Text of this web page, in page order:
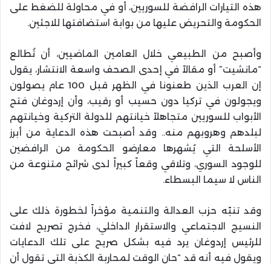
هذه التيارات الرافضة للسوريين، أو في محاولة للضغط على
الحكومة والتحريض عليها من بوابة استضافتها للاجئين.
وأصبح من الطبيعي خلال العامين الماضيين، أن تُطالع
“مانشيت” أو مقالاً في إحدى الصحف واسعة الانتشار، يقول
إن العرب الذين طعنونا في الظهر قبل 100 عام يصولون
ويجولون في تركيا دون حسيب أو رقيب، وأن إردوغان فتح
الأبواب للسوريين متجاهلاً خيانتهم للدولة التركية وخيانتهم
لبلدهم وهروبهم منه.. وقد أصبحت هذه الدعاية من أبرز
الأسلحة التي يُشهرها معارضو الحكومة من الرافضين
للوجود السوري، وتلاقي وقعاً كبيراً لدى شرائح متنوعة من
الناس لا سيما البسطاء.
وقد تنبّه حزب العدالة والتنمية مؤخراً لخطورة ذلك على
النسيج الاجتماعي والاستقرار الداخلي، فخرج تصريح لافت
للرئيس إردوغان يرد فيه بشكل صريح على تلك الدعايات
ويقول فيه أنه قد “حان الوقت لمحاربة الكذبة التي تقول أن